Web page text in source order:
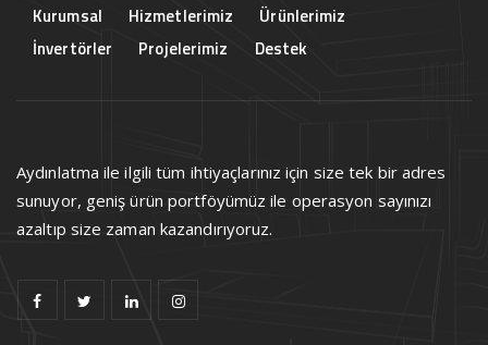
Kurumsal Hizmetlerimiz
Ürünlerimiz
İnvertörler
Projelerimiz Destek
Aydınlatma ile ilgili tüm ihtiyaçlarınız için size tek bir adres
sunuyor, geniş ürün portföyümüz ile operasyon sayınızı
azaltıp size zaman kazandırıyoruz.